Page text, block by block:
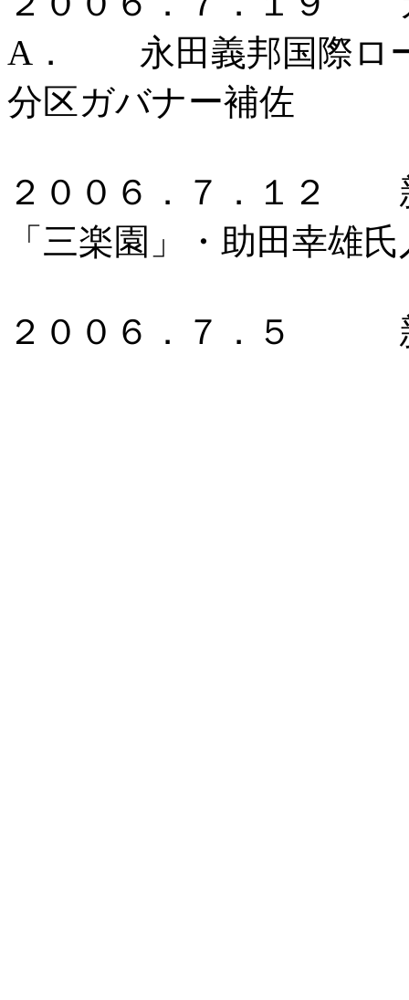
A． 永田義邦国際ロー
分区ガバナー補佐
２００６．７．１２
「三楽園」・助田幸雄
２００６．７．５